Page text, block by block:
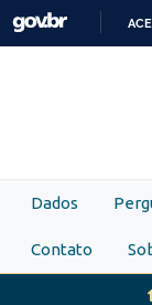
Skip to main content
Dados
Contato